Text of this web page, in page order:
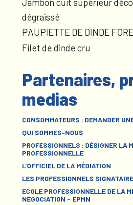
dégraissé
PAUPIETTE DE DINDE
Filet de dinde cru
Partenaires,
medias
CONSOMMATEURS : DEMANDER
QUI SOMMES-NOUS
PROFESSIONNELS : DÉSIGNER LA
PROFESSIONNELLE
L’OFFICIEL DE LA MÉDIATION
LES PROFESSIONNELS
ECOLE PROFESSIONNELLE DE LA
NÉGOCIATION – EPMN